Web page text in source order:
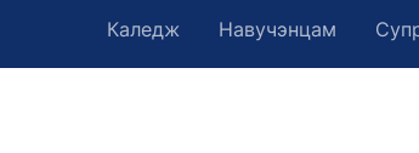
Каледж Навучэнцам